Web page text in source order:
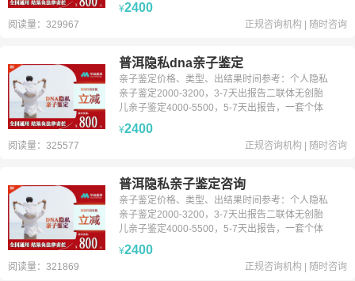
24小时出报告（收到样本时间为准）备注：以上价
格仅供参考，每个城市价格不一致，鉴定前务必咨
¥2400
阅读量：329967 正规咨询机构 随时咨询
普洱隐私dna亲子鉴定
亲子鉴定价格、类型、出结果时间参考：个人隐私
亲子鉴定2000-3200，3-7天出报告二联体无创胎
儿亲子鉴定4000-5500，5-7天出报告，一套个体
识别1200-1600，3-7天出报告父、子加急1000元
24小时出报告（收到样本时间为准）备注：以上价
格仅供参考，每个城市价格不一致，鉴定前务必咨
¥2400
阅读量：325577 正规咨询机构 随时咨询
普洱隐私亲子鉴定咨询
亲子鉴定价格、类型、出结果时间参考：个人隐私
亲子鉴定2000-3200，3-7天出报告二联体无创胎
儿亲子鉴定4000-5500，5-7天出报告，一套个体
识别1200-1600，3-7天出报告父、子加急1000元
24小时出报告（收到样本时间为准）备注：以上价
格仅供参考，每个城市价格不一致，鉴定前务必咨
¥2400
阅读量：321869 正规咨询机构 随时咨询